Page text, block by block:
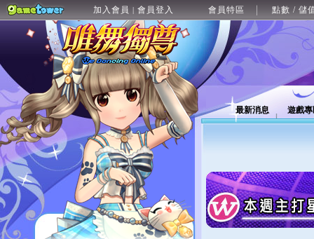
加入會員 | 會員登入 會員特區 點數 / 儲
最新消息 遊戲